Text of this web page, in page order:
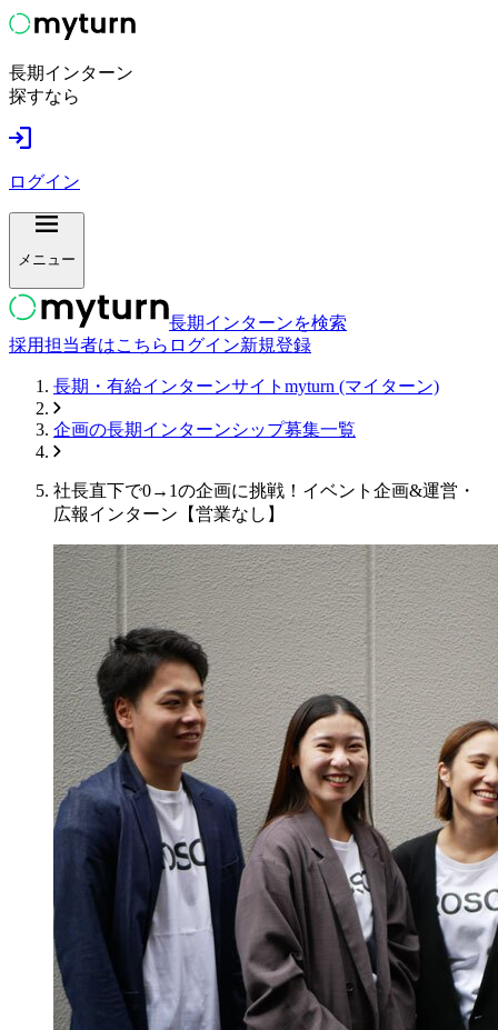
長期インターン
探すなら
ログイン
メニュー
長期インターンを検索
採用担当者はこちら ログイン新規登録
長期・有給インターンサイトmyturn (マイターン)
企画の長期インターンシップ募集一覧
社長直下で0→1の企画に挑戦！イベント企画&運営・
広報インターン【営業なし】